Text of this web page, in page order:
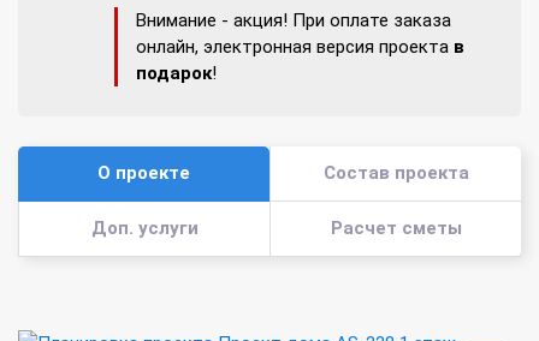
Внимание - акция! При оплате заказа
онлайн, электронная версия проекта в
подарок!
О проекте Состав проекта
Доп. услуги Расчет сметы